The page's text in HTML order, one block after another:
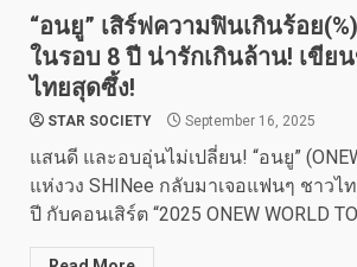
“อนยู” เสิร์ฟความฟินเกินร้อย
ในรอบ 8 ปี น่ารักเกินล้าน! เขีย
ไทยสุดซึ้ง!
STAR SOCIETY September 16, 2025
แสนดี และอบอุ่นไม่เปลี่ยน! “อนยู”
แห่งวง SHINee กลับมาเจอแฟนๆ ชาวไ
ปี กับคอนเสิร์ต “2025 ONEW WORLD